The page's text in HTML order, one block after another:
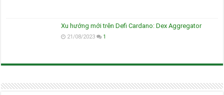
Xu hướng mới trên Defi Cardano: Dex Aggregator
21/08/2023 1